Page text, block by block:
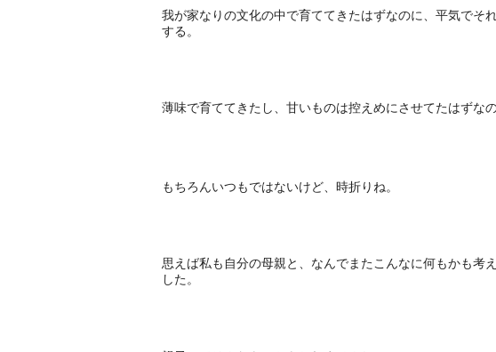
我が家なりの文化の中で育ててきたはずなのに、平気でそ
する。
薄味で育ててきたし、甘いものは控えめにさせてたはずな
もちろんいつもではないけど、時折りね。
思えば私も自分の母親と、なんでまたこんなに何もかも考
した。